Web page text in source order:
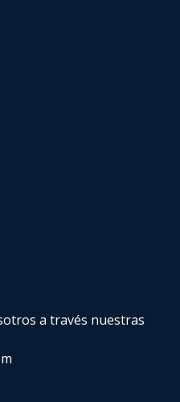
a través nuestras